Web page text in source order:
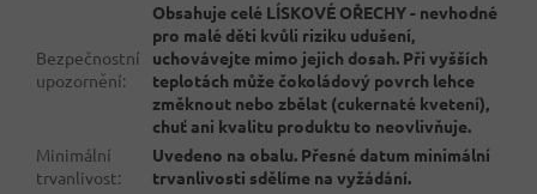
Bezpečnostní
upozornění:
Obsahuje celé LÍSKOVÉ OŘECHY - nevhodné
pro malé děti kvůli riziku udušení,
uchovávejte mimo jejich dosah. Při vyšších
teplotách může čokoládový povrch lehce
změknout nebo zbělat (cukernaté kvetení),
chuť ani kvalitu produktu to neovlivňuje.
Minimální
trvanlivost:
Uvedeno na obalu. Přesné datum minimální
trvanlivosti sdělíme na vyžádání.